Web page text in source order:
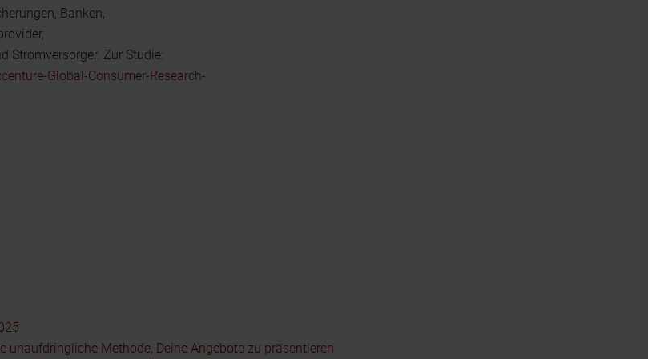
Banken,
Stromversorger. Zur Studie:
Global-Consumer-Research-
Methode, Deine Angebote zu präsentieren